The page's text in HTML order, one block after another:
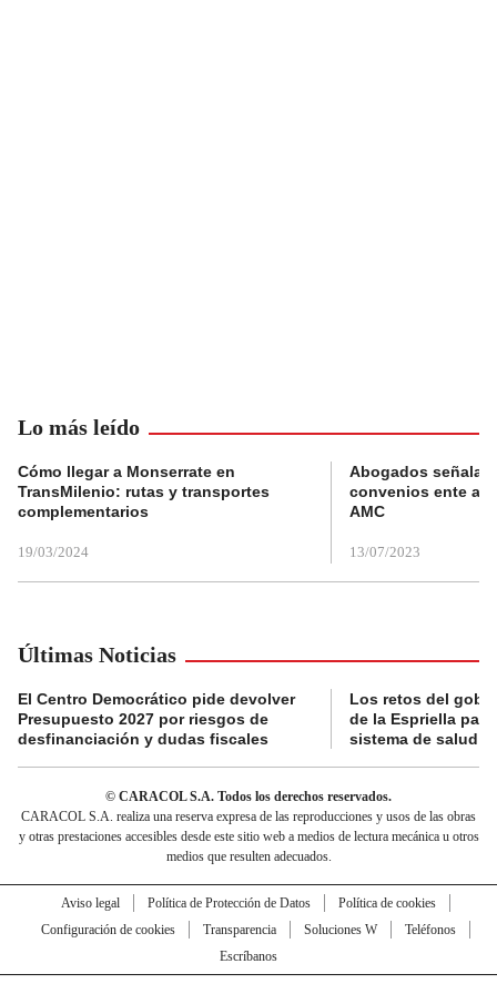
Lo más leído
Cómo llegar a Monserrate en
TransMilenio: rutas y transportes
complementarios
19/03/2024
Abogados
convenios ente
AMC
13/07/2023
Últimas Noticias
El Centro Democrático pide devolver
Presupuesto 2027 por riesgos de
desfinanciación y dudas fiscales
Los retos del
de la Espriella
sistema de salud
© CARACOL S.A. Todos los derechos reservados.
CARACOL S.A. realiza una reserva expresa de las reproducciones y usos de las obras
y otras prestaciones accesibles desde este sitio web a medios de lectura mecánica u otros
medios que resulten adecuados.
Aviso legal Política de Protección de Datos
Política de cookies
Configuración de cookies
Transparencia Soluciones W
Teléfonos
Escríbanos